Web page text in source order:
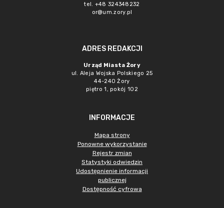
tel. +48 324348232
or@um.zory.pl
ADRES REDAKCJI
Urząd Miasta Żory
ul. Aleja Wojska Polskiego 25
44-240 Żory
piętro 1, pokój 102
INFORMACJE
Mapa strony
Ponowne wykorzystanie
Rejestr zmian
Statystyki odwiedzin
Udostępnienie informacji
publicznej
Dostępność cyfrowa